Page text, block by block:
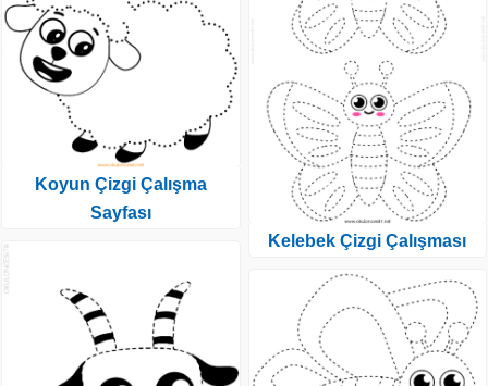
Koyun Çizgi Çalışma
Sayfası
Kelebek Çizgi Çalışması